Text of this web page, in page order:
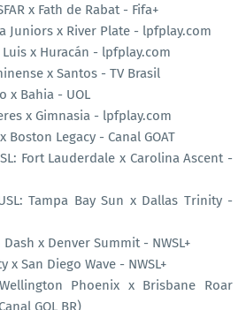
x Fath de Rabat - Fifa+
Juniors x River Plate - lpfplay.com
x Huracán - lpfplay.com
x Santos - TV Brasil
x Bahia - UOL
x Gimnasia - lpfplay.com
Boston Legacy - Canal GOAT
Fort Lauderdale x Carolina Ascent -
Tampa Bay Sun x Dallas Trinity -
x Denver Summit - NWSL+
x San Diego Wave - NWSL+
Phoenix x Brisbane Roar
GOL BR)